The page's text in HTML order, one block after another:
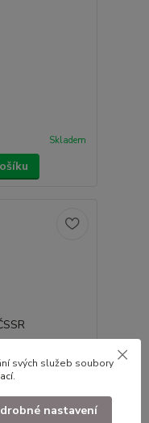
Skladem
svých služeb soubory
.
nastavení